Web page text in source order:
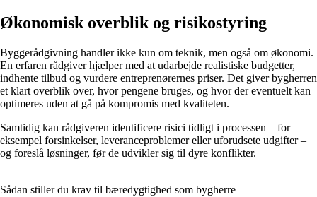
Økonomisk overblik og risikostyring
Byggerådgivning handler ikke kun om teknik, men også om økonomi.
En erfaren rådgiver hjælper med at udarbejde realistiske budgetter,
indhente tilbud og vurdere entreprenørernes priser. Det giver bygherren
et klart overblik over, hvor pengene bruges, og hvor der eventuelt kan
optimeres uden at gå på kompromis med kvaliteten.
Samtidig kan rådgiveren identificere risici tidligt i processen – for
eksempel forsinkelser, leveranceproblemer eller uforudsete udgifter –
og foreslå løsninger, før de udvikler sig til dyre konflikter.
Sådan stiller du krav til bæredygtighed som bygherre